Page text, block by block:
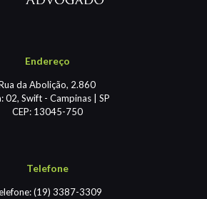
Endereço
da Abolição, 2.860
02, Swift - Campinas | SP
CEP: 13045-750
Telefone
(19) 3387-3309